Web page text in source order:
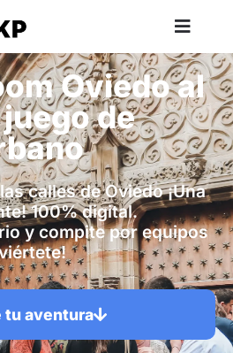
Oviedo al
de
calles de Oviedo ¡Una
100% digital.
y compite por equipos
tu aventura